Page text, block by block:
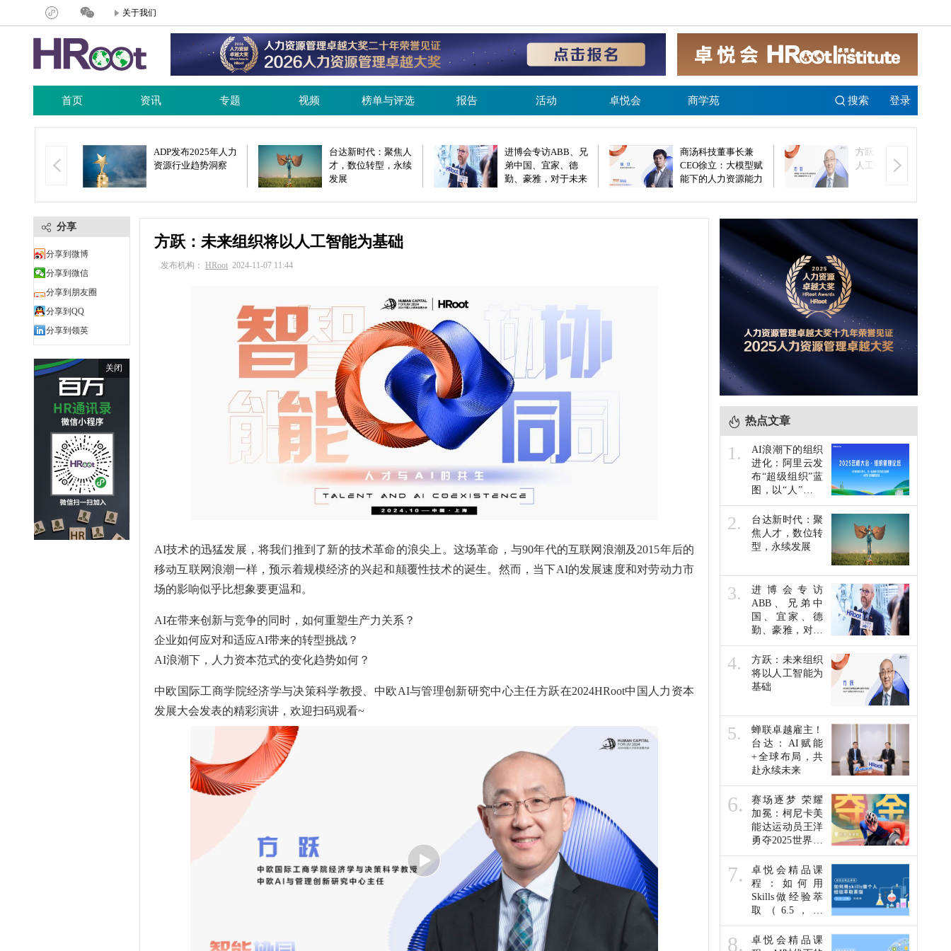
关于我们
首页 资讯 专题 视频 榜单与评选 报告 活动 卓悦会 商学苑 搜索 登录
活动周暨东莞
ADP发布2025年人力
资源行业趋势洞察
台达新时代：聚焦人
才，数位转型，永续
发展
进博会专访ABB、兄
弟中国、宜家、德
勤、豪雅，对于未来
说…
商汤科技董事长兼
CEO徐立：大模型赋
能下的人力资源能力
方跃：未来组织将以
人工智能为基础
分享
分享到微博
分享到微信
分享到朋友圈
分享到QQ
分享到领英
关闭
方跃：未来组织将以人工智能为基础
发布机构： HRoot 2024-11-07 11:44
AI技术的迅猛发展，将我们推到了新的技术革命的浪尖上。这场革命，与90年代的互联网浪潮及2015年后的
移动互联网浪潮一样，预示着规模经济的兴起和颠覆性技术的诞生。然而，当下AI的发展速度和对劳动力市
场的影响似乎比想象要更温和。
AI在带来创新与竞争的同时，如何重塑生产力关系？
企业如何应对和适应AI带来的转型挑战？
AI浪潮下，人力资本范式的变化趋势如何？
中欧国际工商学院经济学与决策科学教授、中欧AI与管理创新研究中心主任方跃在2024HRoot中国人力资本
发展大会发表的精彩演讲，欢迎扫码观看~
热点文章
1.
AI浪潮下的组织
进化：阿里云发
布“超级组织”蓝
图，以“人”为本
共赴未来
2.
台达新时代：聚
焦人才，数位转
型，永续发展
3.
进博会专访
ABB、兄弟中
国、宜家、德
勤、豪雅，对于
未来人才发展他
们这么说…
4.
方跃：未来组织
将以人工智能为
基础
5.
蝉联卓越雇主！
台达：AI赋能
+全球布局，共
赴永续未来
6.
赛场逐梦 荣耀
加冕：柯尼卡美
能达运动员王洋
勇夺2025世界残
疾人田径锦标赛
金牌
7.
卓悦会精品课
程：如何用
Skills做经验萃
取（6.5，线
上）
8.
卓悦会精品课